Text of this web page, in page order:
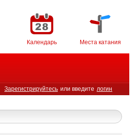
Календарь Места катания
Зарегистрируйтесь или введите логин